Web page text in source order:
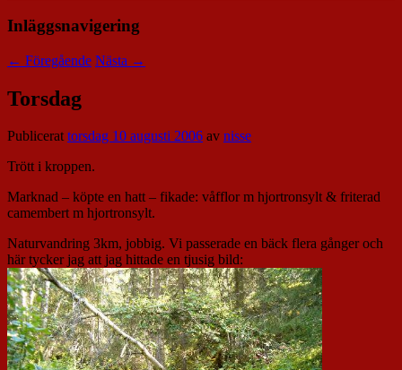
Inläggsnavigering
← Föregående Nästa →
Torsdag
Publicerattorsdag 10 augusti 2006 av nisse
Trött i kroppen.
Marknad – köpte en hatt – fikade: våfflor m hjortronsylt & friterad
camembert m hjortronsylt.
Naturvandring 3km, jobbig. Vi passerade en bäck flera gånger och
här tycker jag att jag hittade en tjusig bild: